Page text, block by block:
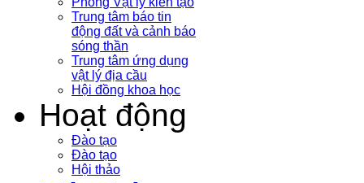
Trung tâm báo tin
động đất và cảnh báo
sóng thần
Trung tâm ứng dụng
vật lý địa cầu
Hội đồng khoa học
Hoạt động
Đào tạo
Đào tạo
Hội thảo